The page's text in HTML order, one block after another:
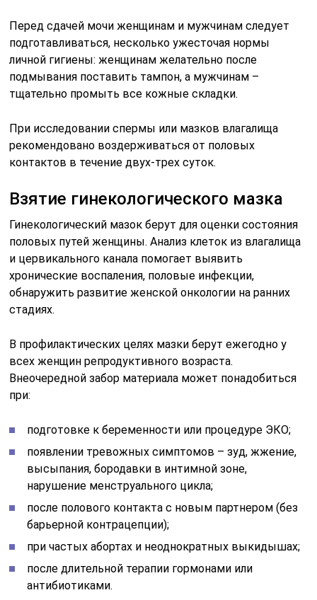
Перед сдачей мочи женщинам и мужчинам следует
подготавливаться, несколько ужесточая нормы
личной гигиены: женщинам желательно после
подмывания поставить тампон, а мужчинам –
тщательно промыть все кожные складки.
При исследовании спермы или мазков влагалища
рекомендовано воздерживаться от половых
контактов в течение двух-трех суток.
Взятие гинекологического мазка
Гинекологический мазок берут для оценки состояния
половых путей женщины. Анализ клеток из влагалища
и цервикального канала помогает выявить
хронические воспаления, половые инфекции,
обнаружить развитие женской онкологии на ранних
стадиях.
В профилактических целях мазки берут ежегодно у
всех женщин репродуктивного возраста.
Внеочередной забор материала может понадобиться
при:
подготовке к беременности или процедуре ЭКО;
появлении тревожных симптомов – зуд, жжение,
высыпания, бородавки в интимной зоне,
нарушение менструального цикла;
после полового контакта с новым партнером (без
барьерной контрацепции);
при частых абортах и неоднократных выкидышах;
после длительной терапии гормонами или
антибиотиками.